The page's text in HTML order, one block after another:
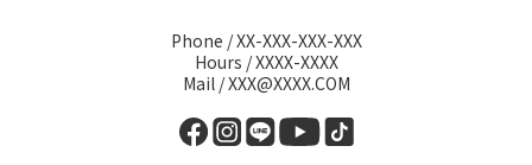
Phone / XX-XXX-XXX-XXX
Hours / XXXX-XXXX
Mail / XXX@XXXX.COM